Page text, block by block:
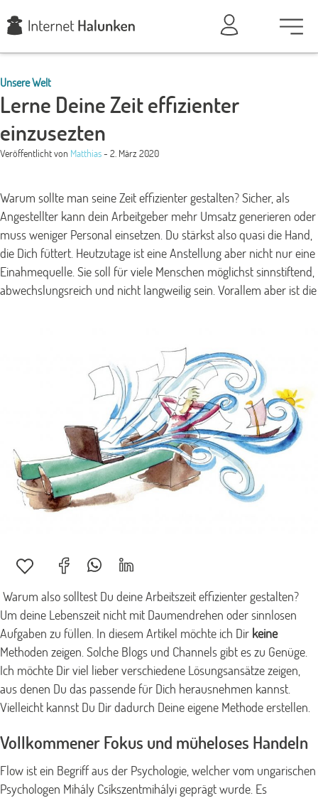
Unsere Welt
Lerne Deine Zeit effizienter
einzusezten
Veröffentlicht von Matthias- 2. März 2020
Warum sollte man seine Zeit effizienter gestalten? Sicher, als
Angestellter kann dein Arbeitgeber mehr Umsatz generieren oder
muss weniger Personal einsetzen. Du stärkst also quasi die Hand,
die Dich füttert. Heutzutage ist eine Anstellung aber nicht nur eine
Einahmequelle. Sie soll für viele Menschen möglichst sinnstiftend,
abwechslungsreich und nicht langweilig sein. Vorallem aber ist die
Warum also solltest Du deine Arbeitszeit effizienter gestalten?
Um deine Lebenszeit nicht mit Daumendrehen oder sinnlosen
Aufgaben zu füllen. In diesem Artikel möchte ich Dir keine
Methoden zeigen. Solche Blogs und Channels gibt es zu Genüge.
Ich möchte Dir viel lieber verschiedene Lösungsansätze zeigen,
aus denen Du das passende für Dich herausnehmen kannst.
Vielleicht kannst Du Dir dadurch Deine eigene Methode erstellen.
Vollkommener Fokus und müheloses Handeln
Flow ist ein Begriff aus der Psychologie, welcher vom ungarischen
Psychologen Mihály Csíkszentmihályi geprägt wurde. Es